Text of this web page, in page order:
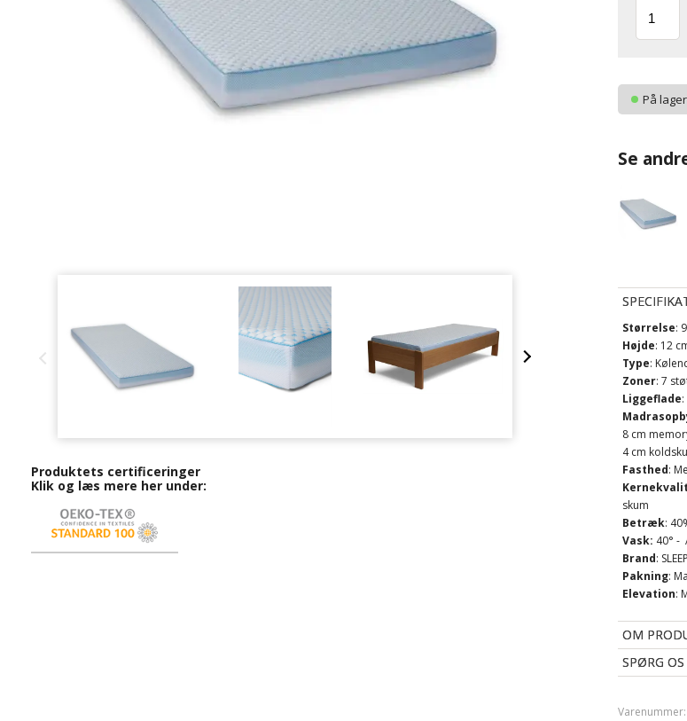
Produktets certificeringer
Klik og læs mere her under:
På
Se
Størrelse:
Højde: 12
Type:
Zoner: 7
Liggeflade
8 cm
4 cm
Fasthed:
skum
Betræk:
Vask: 40° -
Brand:
Pakning:
Elevation:
OM
SPØRG OS
Varenummer: